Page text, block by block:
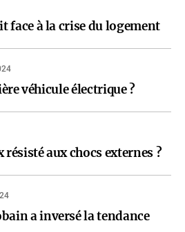
face à la crise du logement
véhicule électrique ?
résisté aux chocs externes ?
a inversé la tendance